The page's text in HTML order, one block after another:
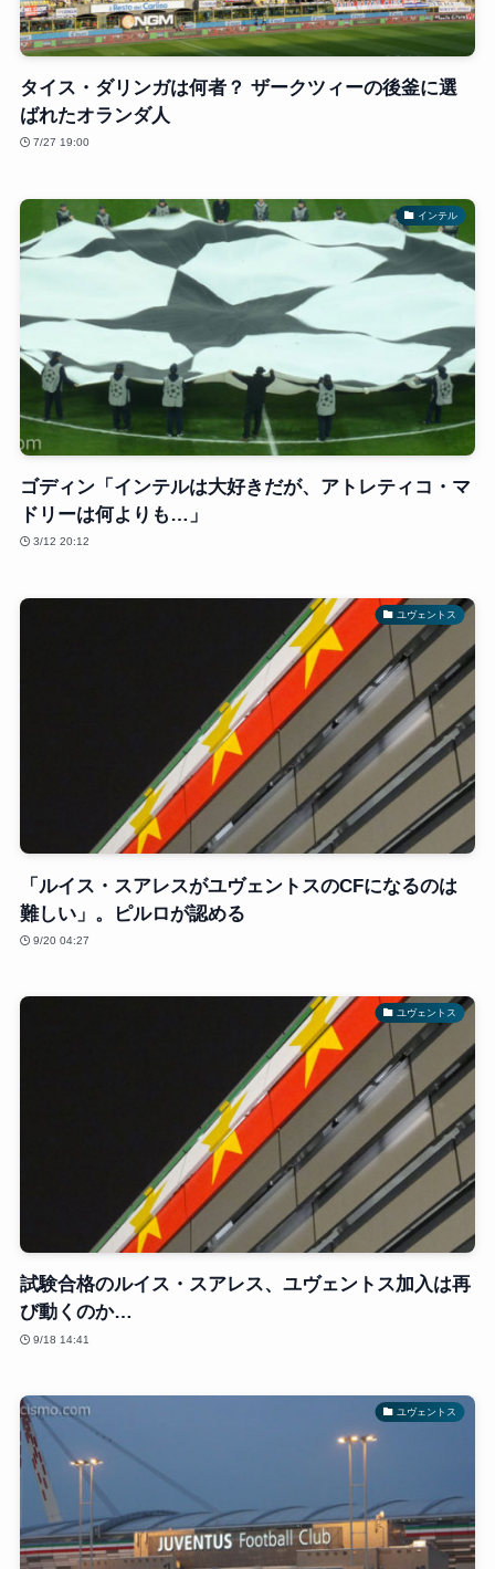
タイス・ダリンガは何者？ ザークツィーの後釜に選
ばれたオランダ人
7/27 19:00
インテル
ゴディン「インテルは大好きだが、アトレティコ・マ
ドリーは何よりも…」
3/12 20:12
ユヴェントス
「ルイス・スアレスがユヴェントスのCFになるのは
難しい」。ピルロが認める
9/20 04:27
ユヴェントス
試験合格のルイス・スアレス、ユヴェントス加入は再
び動くのか…
9/18 14:41
ユヴェントス